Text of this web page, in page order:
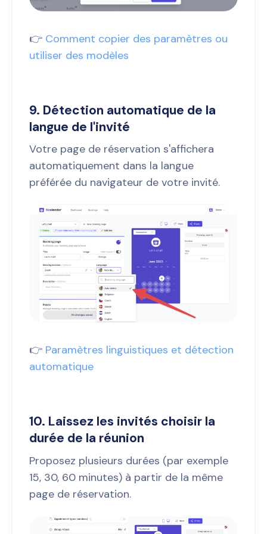
👉 Comment copier des paramètres ou
utiliser des modèles
9. Détection automatique de la
langue de l'invité
Votre page de réservation s'affichera
automatiquement dans la langue
préférée du navigateur de votre invité.
👉 Paramètres linguistiques et détection
automatique
10. Laissez les invités choisir la
durée de la réunion
Proposez plusieurs durées (par exemple
15, 30, 60 minutes) à partir de la même
page de réservation.